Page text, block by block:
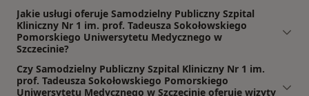
Jakie usługi oferuje Samodzielny Publiczny Szpital
Kliniczny Nr 1 im. prof. Tadeusza Sokołowskiego
Pomorskiego Uniwersytetu Medycznego w
Szczecinie?
Czy Samodzielny Publiczny Szpital Kliniczny Nr 1 im.
prof. Tadeusza Sokołowskiego Pomorskiego
Uniwersytetu Medycznego w Szczecinie oferuje wizyty